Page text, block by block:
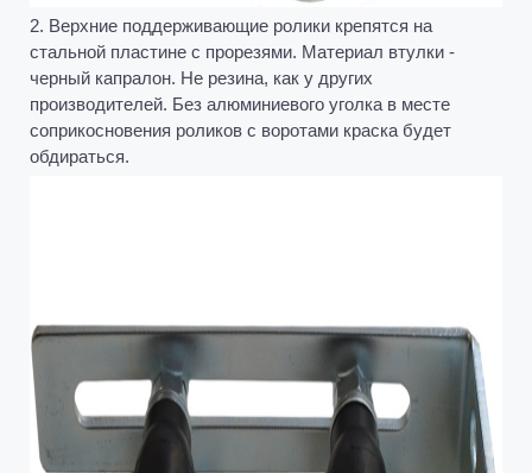
2. Верхние поддерживающие ролики крепятся на
стальной пластине с прорезями. Материал втулки -
черный капралон. Не резина, как у других
производителей. Без алюминиевого уголка в месте
соприкосновения роликов с воротами краска будет
обдираться.